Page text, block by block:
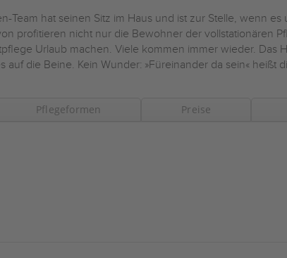
Team hat seinen Sitz im Haus und ist zur Stelle, wenn
profitieren nicht nur die Bewohner der vollstationären
Urlaub machen. Viele kommen immer wieder. Das
die Beine. Kein Wunder: »Füreinander da sein« heißt
Pflegeformen Preise